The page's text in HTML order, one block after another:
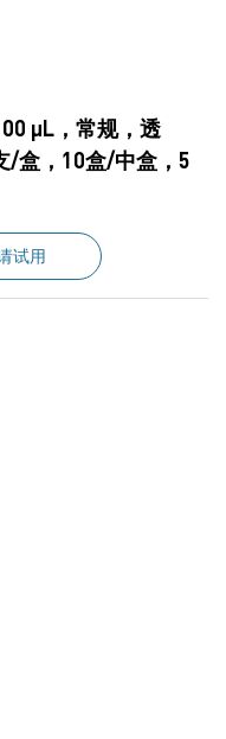
μL，常规，透
/盒，10盒/中盒，5
试用